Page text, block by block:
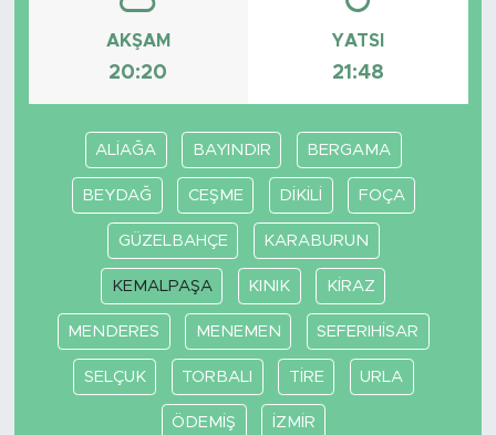
AKŞAM
20:20
YATSI
21:48
ALİAĞA BAYINDIR BERGAMA
BEYDAĞ CEŞME DİKİLİ FOÇA
GÜZELBAHÇE KARABURUN
KEMALPAŞA KINIK KİRAZ
MENDERES MENEMEN SEFERIHİSAR
SELÇUK TORBALI TİRE URLA
ÖDEMİŞ İZMİR